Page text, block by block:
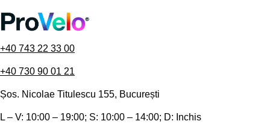
+40 743 22 33 00
+40 730 90 01 21
Șos. Nicolae Titulescu 155, București
L – V: 10:00 – 19:00; S: 10:00 – 14:00; D: Inchis